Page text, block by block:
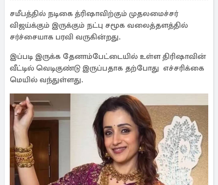
சமீபத்தில் நடிகை த்ரிஷாவிற்கும் முதலமைச்சர்
விஜய்க்கும் இருக்கும் நட்பு சமூக வலைத்தளத்தில்
சர்ச்சையாக பரவி வருகின்றது.
இப்படி இருக்க தேனாம்பேட்டையில் உள்ள திரிஷாவின்
வீட்டில் வெடிகுண்டு இருப்பதாக தற்போது எச்சரிக்கை
மெயில் வந்துள்ளது.